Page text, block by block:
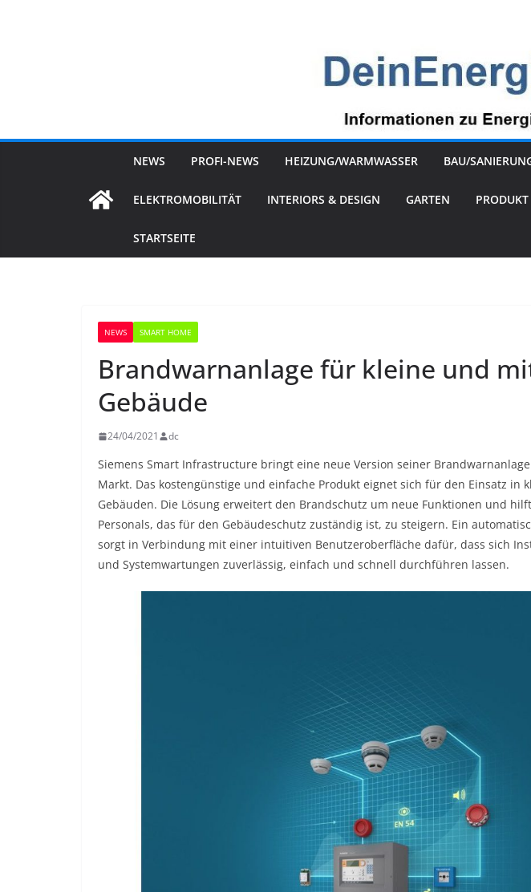
NEWS PROFI-NEWS HEIZUNG/WARMWASSER BAU/
ELEKTROMOBILITÄT INTERIORS & DESIGN GARTEN
STARTSEITE
NEWS SMART HOME
Brandwarnanlage für kleine und
Gebäude
24/04/2021 dc
Siemens Smart Infrastructure bringt eine neue Version seiner Brandwarnanlage
Markt. Das kostengünstige und einfache Produkt eignet sich für den Einsatz in
Gebäuden. Die Lösung erweitert den Brandschutz um neue Funktionen und
Personals, das für den Gebäudeschutz zuständig ist, zu steigern. Ein
sorgt in Verbindung mit einer intuitiven Benutzeroberfläche dafür, dass sich
und Systemwartungen zuverlässig, einfach und schnell durchführen lassen.